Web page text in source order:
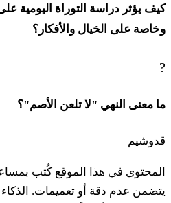
كيف يؤثر دراسة التوراة اليومية
وخاصة على الخيال والأفكار؟
?
ما معنى النهي "لا تلعن الأصم"؟
قدوشيم
المحتوى في هذا الموقع كُتب
يتضمن عدم دقة أو تعميمات.